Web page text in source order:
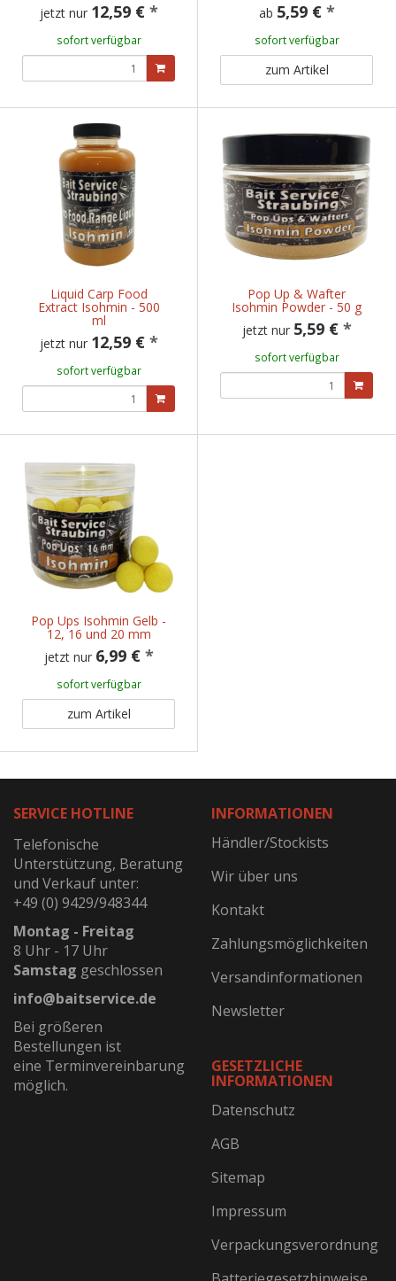
jetzt nur 12,59 € *
sofort verfügbar
ab 5,59 € *
sofort verfügbar
zum Artikel
Liquid Carp Food
Extract Isohmin - 500
ml
jetzt nur 12,59 € *
sofort verfügbar
Pop Up & Wafter
Isohmin Powder - 50 g
jetzt nur 5,59 € *
sofort verfügbar
Pop Ups Isohmin Gelb -
12, 16 und 20 mm
jetzt nur 6,99 € *
sofort verfügbar
zum Artikel
SERVICE HOTLINE
Telefonische
Unterstützung, Beratung
und Verkauf unter:
+49 (0) 9429/948344
Montag - Freitag
8 Uhr - 17 Uhr
Samstag geschlossen
info@baitservice.de
Bei größeren
Bestellungen ist
eine Terminvereinbarung
möglich.
INFORMATIONEN
Händler/Stockists
Wir über uns
Kontakt
Zahlungsmöglichkeiten
Versandinformationen
Newsletter
GESETZLICHE
INFORMATIONEN
Datenschutz
AGB
Sitemap
Impressum
Verpackungsverordnung